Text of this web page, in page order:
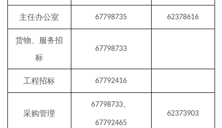
主任办公室 67798735 62378616
货物、服务招
标
67798733
工程招标 67792416
采购管理
67798733
67792465
62373903